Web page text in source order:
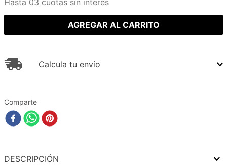
Hasta 03 cuotas sin interés
AGREGAR AL CARRITO
Calcula tu envío
Comparte
DESCRIPCIÓN